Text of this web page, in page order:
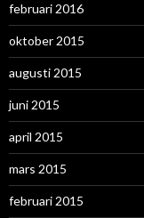
februari 2016
oktober 2015
augusti 2015
juni 2015
april 2015
mars 2015
februari 2015